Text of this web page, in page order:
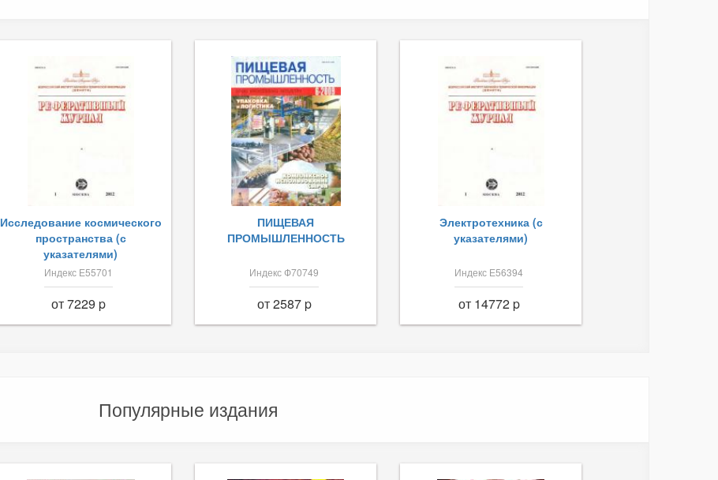
Исследование космического
пространства (с
указателями)
Индекс Е55701
от 7229 p
ПИЩЕВАЯ
ПРОМЫШЛЕННОСТЬ
Индекс Ф70749
от 2587 p
Электротехника (с
указателями)
Индекс Е56394
от 14772 p
Популярные издания